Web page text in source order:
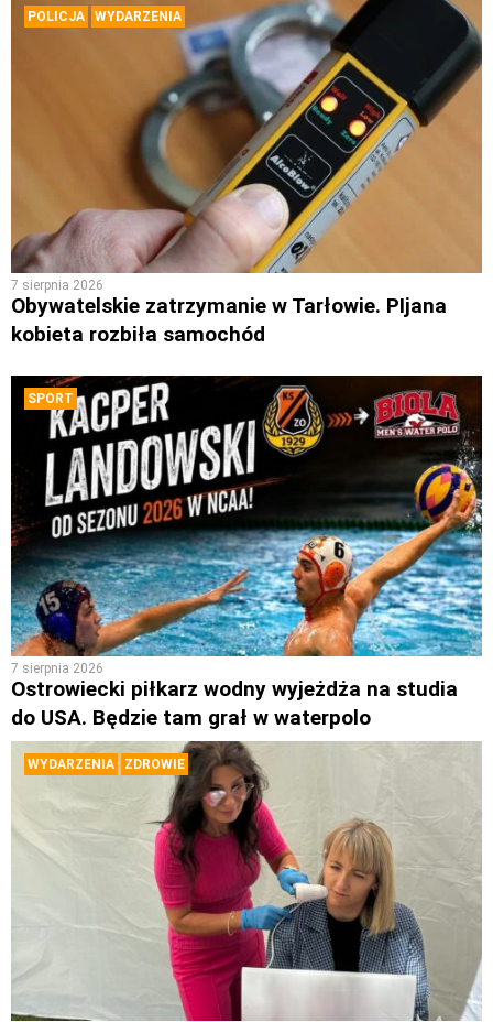
POLICJA WYDARZENIA
7 sierpnia 2026
Obywatelskie zatrzymanie w Tarłowie. PIjana
kobieta rozbiła samochód
SPORT
7 sierpnia 2026
Ostrowiecki piłkarz wodny wyjeżdża na studia
do USA. Będzie tam grał w waterpolo
WYDARZENIA ZDROWIE